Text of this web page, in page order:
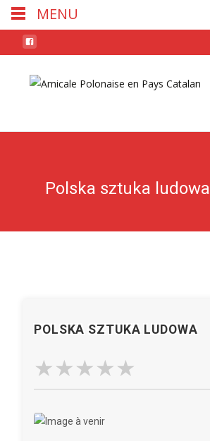
Polska sztuka ludowa
POLSKA SZTUKA LUDOWA
MENU